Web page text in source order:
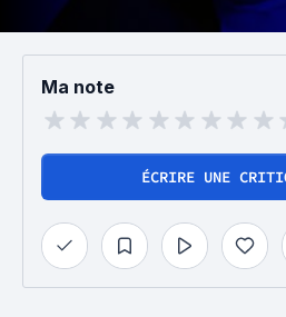
Ma note
ÉCRIRE UNE